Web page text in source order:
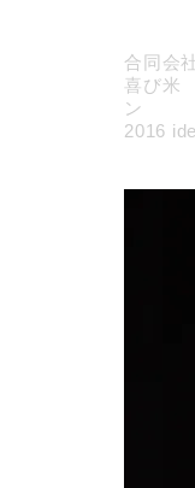
合同会
喜び米
ン
2016